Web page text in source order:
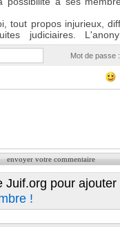
Mot de passe :
Juif.org pour
!